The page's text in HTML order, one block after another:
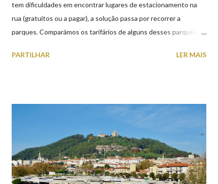
tem dificuldades em encontrar lugares de estacionamento na
rua (gratuitos ou a pagar), a solução passa por recorrer a
parques. Comparámos os tarifários de alguns desses parques de
subterrâneos) perto do centro da cidade (entenda-se por
subterrâneos. O Parque da Estação Viana Shopping é grátis de
2ª a 5ª feira a partir das 20:00 (DIAS ÚTEIS)
PARTILHAR LER MAIS